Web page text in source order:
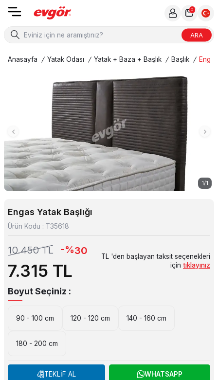
ARA
0
Anasayfa / Yatak Odası / Yatak + Baza + Başlık / Başlık /
1/1
Engas Yatak Başlığı
Ürün Kodu : T35618
10.450TL -%30
7.315 TL
TL 'den başlayan taksit seçenekleri
için tıklayınız
Boyut Seçiniz :
90 - 100 cm 120 - 120 cm 140 - 160 cm
180 - 200 cm
TEKLİF AL WHATSAPP